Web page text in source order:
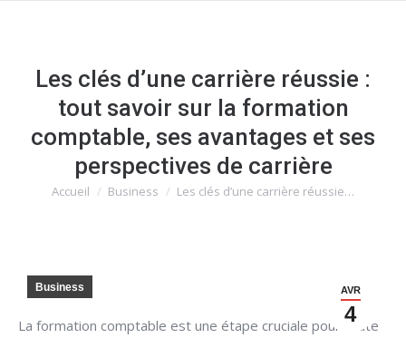
Les clés d’une carrière réussie :
tout savoir sur la formation
comptable, ses avantages et ses
perspectives de carrière
Vous êtes ici :
Accueil Business Les clés d’une carrière réussie…
AVR
4
Business
La formation comptable est une étape cruciale pour toute